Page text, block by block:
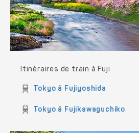
Itinéraires de train à Fuji
Tokyo à Fujiyoshida
Tokyo à Fujikawaguchiko